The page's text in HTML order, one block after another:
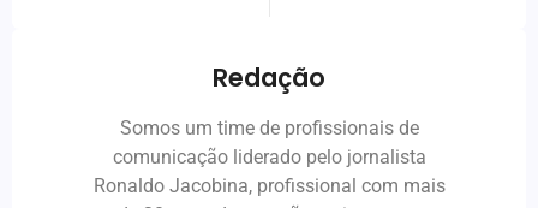
Redação
Somos um time de profissionais de
comunicação liderado pelo jornalista
Ronaldo Jacobina, profissional com mais